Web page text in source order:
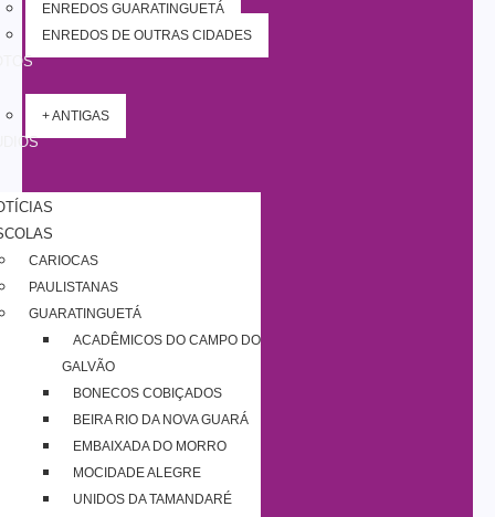
ENREDOS GUARATINGUETÁ
ENREDOS DE OUTRAS CIDADES
+ ANTIGAS
CARIOCAS
PAULISTANAS
GUARATINGUETÁ
ACADÊMICOS DO CAMPO DO
GALVÃO
BONECOS COBIÇADOS
BEIRA RIO DA NOVA GUARÁ
EMBAIXADA DO MORRO
MOCIDADE ALEGRE
UNIDOS DA TAMANDARÉ